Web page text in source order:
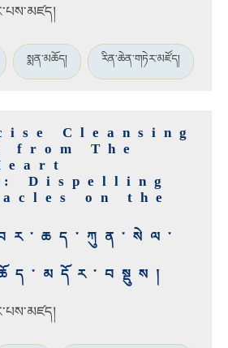
སྨན་མཆོད། རིན་ཆེན་གཏེར་མཛོད།
Cleansing
from The
Dispelling
on the